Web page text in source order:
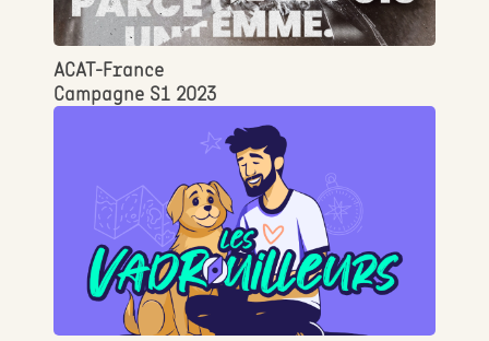
ACAT-France
Campagne S1 2023